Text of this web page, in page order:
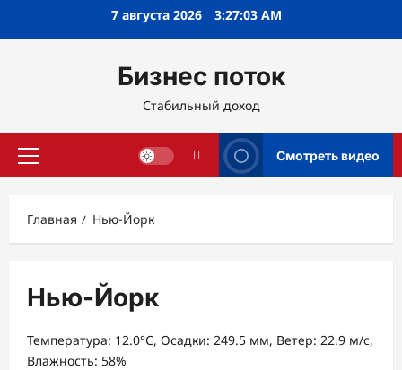
7 августа 2026 3:27:03 AM
Бизнес поток
Стабильный доход
Основное
Смотреть видео
Главная Нью-Йорк
Нью-Йорк
Температура: 12.0°C, Осадки: 249.5 мм, Ветер: 22.9 м/с,
Влажность: 58%